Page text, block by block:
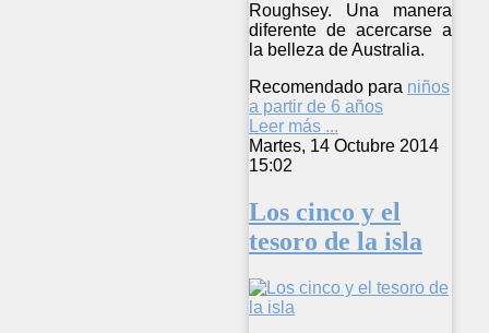
Roughsey. Una manera
diferente de acercarse a
la belleza de Australia.
Recomendado para niños
a partir de 6 años
Leer más ...
Martes, 14 Octubre 2014
15:02
Los cinco y el
tesoro de la isla